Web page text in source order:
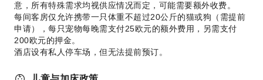
公共区域设施
公用区wifi
电梯
意，所有特殊需求均视供应情况而定，可能需要额外收费。
每间客房仅允许携带一只体重不超过20公斤的猫或狗（需提前
申请），每只宠物每晚需支付25欧元的额外费用，另需支付
200欧元的押金。
酒店设有私人停车场，但无法提前预订。